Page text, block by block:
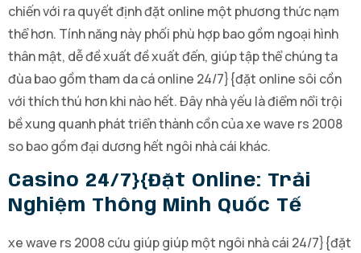
chiến với ra quyết định đặt online một phương thức nạm
thể hơn. Tính năng này phối phù hợp bao gồm ngoại hình
thân mật, dễ đề xuất đề xuất đến, giúp tập thể chúng ta
đùa bao gồm tham da cá online 24/7}{đặt online sôi cồn
với thích thú hơn khi nào hết. Đây nhà yếu là điểm nổi trội
bề xung quanh phát triển thành cồn của xe wave rs 2008
so bao gồm đại dương hết ngôi nhà cái khác.
Casino 24/7}{đặt Online: Trải
Nghiệm Thông Minh Quốc Tế
xe wave rs 2008 cứu giúp giúp một ngôi nhà cái 24/7}{đặt